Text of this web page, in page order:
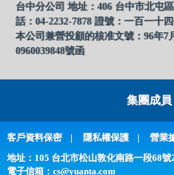
台中分公司 地址：406 台中市北屯
話：04-2232-7878 證號：一百一十
本公司兼營投顧的核准文號：96年7
0960039848號函
集團成員
客戶資料保密 隱私權保護 營業
地址：105 台北市松山敦化南路一段68號
電子信箱： cs@yuanta.com